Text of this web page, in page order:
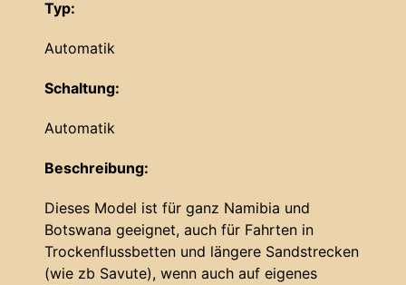
Typ:
Automatik
Schaltung:
Automatik
Beschreibung:
Dieses Model ist für ganz Namibia und
Botswana geeignet, auch für Fahrten in
Trockenflussbetten und längere Sandstrecken
(wie zb Savute), wenn auch auf eigenes